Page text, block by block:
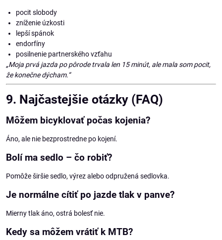
pocit slobody
zníženie úzkosti
lepší spánok
endorfíny
posilnenie partnerského vzťahu
„Moja prvá jazda po pôrode trvala len 15 minút, ale mala som pocit,
že konečne dýcham.“
9. Najčastejšie otázky (FAQ)
Môžem bicyklovať počas kojenia?
Áno, ale nie bezprostredne po kojení.
Bolí ma sedlo – čo robiť?
Pomôže širšie sedlo, výrez alebo odpružená sedlovka.
Je normálne cítiť po jazde tlak v panve?
Mierny tlak áno, ostrá bolesť nie.
Kedy sa môžem vrátiť k MTB?